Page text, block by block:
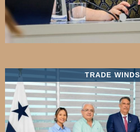
TRADE WINDS